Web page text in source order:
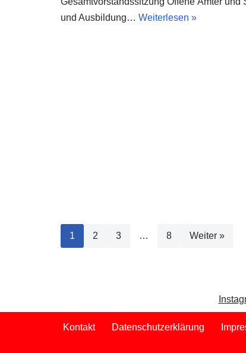
und Ausbildung… Weiterlesen »
1 2 3 … 8 Weiter »
Kontakt Datenschutzerklärung